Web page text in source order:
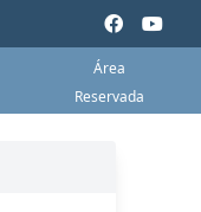
Área
Reservada